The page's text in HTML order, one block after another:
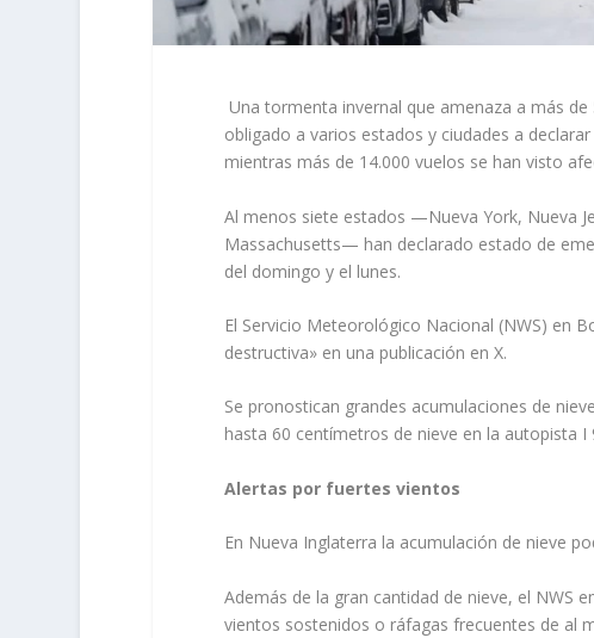
Una tormenta invernal que amenaza a más
obligado a varios estados y ciudades a
mientras más de 14.000 vuelos se han visto
Al menos siete estados —Nueva York, Nueva
Massachusetts— han declarado estado de
del domingo y el lunes.
El Servicio Meteorológico Nacional (NWS) en
destructiva» en una publicación en X.
Se pronostican grandes acumulaciones de
hasta 60 centímetros de nieve en la autopista
Alertas por fuertes vientos
En Nueva Inglaterra la acumulación de nieve
Además de la gran cantidad de nieve, el NWS
vientos sostenidos o ráfagas frecuentes de al